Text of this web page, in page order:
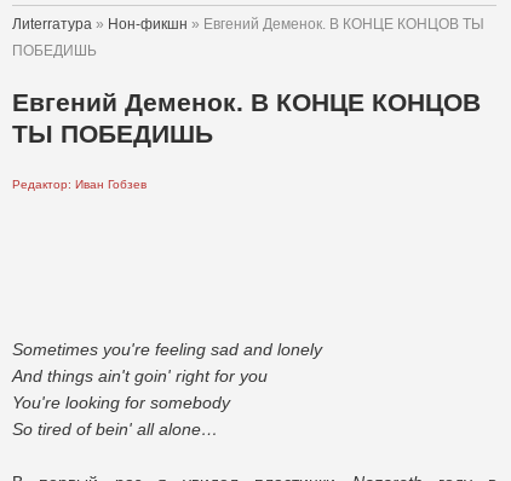
Лиterraтура » Нон-фикшн » Евгений Деменок. В КОНЦЕ КОНЦОВ ТЫ
ПОБЕДИШЬ
Евгений Деменок. В КОНЦЕ КОНЦОВ
ТЫ ПОБЕДИШЬ
Редактор: Иван Гобзев
Sometimes you're feeling sad and lonely
And things ain't goin' right for you
You're looking for somebody
So tired of bein' all alone…